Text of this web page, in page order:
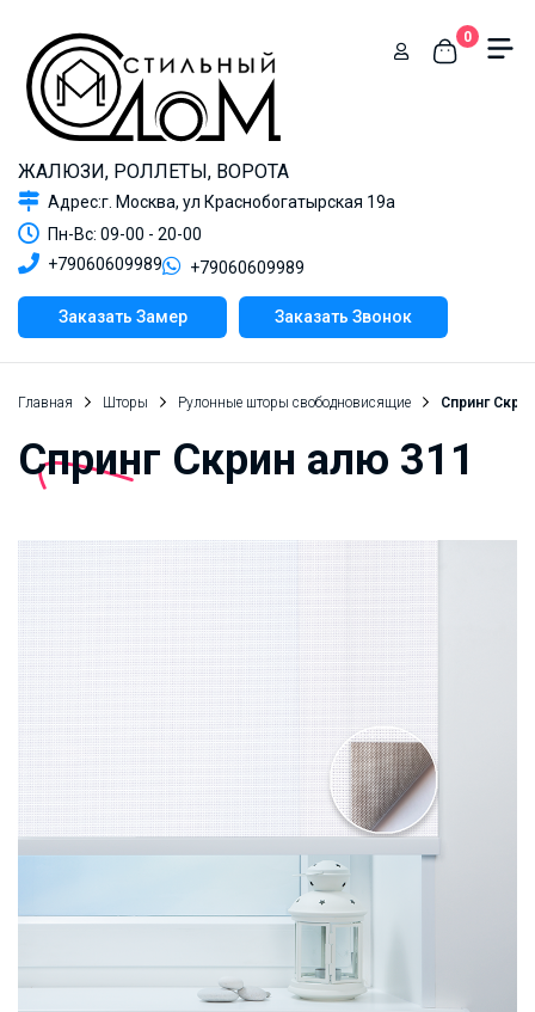
ЖАЛЮЗИ, РОЛЛЕТЫ, ВОРОТА
Адрес:г. Москва, ул Краснобогатырская 19а
Пн-Вс: 09-00 - 20-00
+79060609989
+79060609989
Заказать Замер Заказать Звонок
0
Главная Шторы Рулонные шторы свободновисящие Спринг
Спринг Скрин алю 311